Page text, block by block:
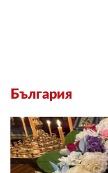
България